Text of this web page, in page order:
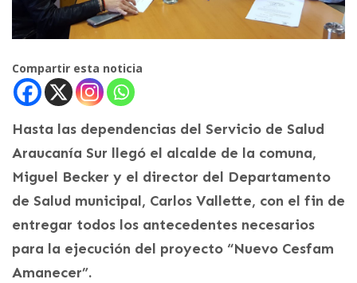
Compartir esta noticia
Hasta las dependencias del Servicio de Salud
Araucanía Sur llegó el alcalde de la comuna,
Miguel Becker y el director del Departamento
de Salud municipal, Carlos Vallette, con el fin de
entregar todos los antecedentes necesarios
para la ejecución del proyecto “Nuevo Cesfam
Amanecer”.